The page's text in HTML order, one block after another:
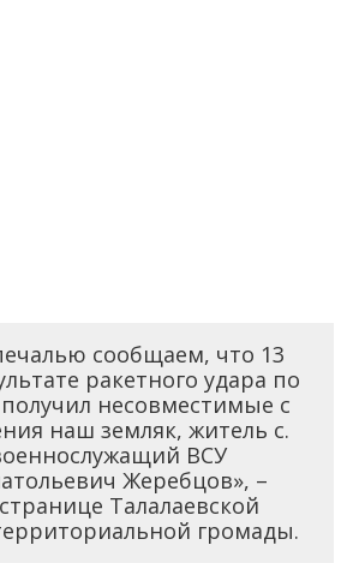
сообщаем, что 13
ракетного удара по
несовместимые с
наш земляк, житель с.
ВСУ
Жеребцов», –
Талалаевской
громады.